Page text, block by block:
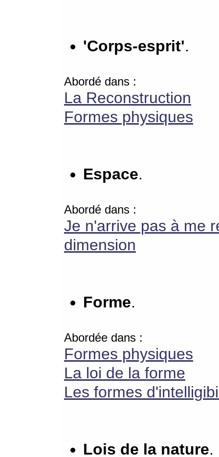
'Corps-esprit'.
Abordé dans :
La Reconstruction
Formes physiques
Espace.
Abordé dans :
Je n'arrive pas à me
dimension
Forme.
Abordée dans :
Formes physiques
La loi de la forme
Les formes
Lois de la nature.